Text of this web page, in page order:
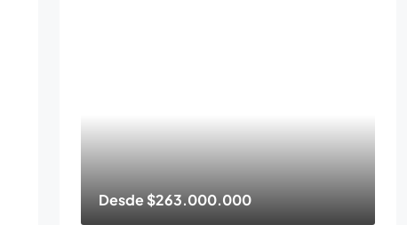
Desde$263.000.000